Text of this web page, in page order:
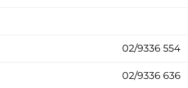
02/9336 554
02/9336 636